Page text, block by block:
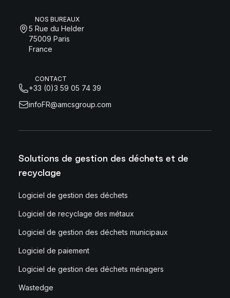
NOS BUREAUX
5 Rue du Helder
75009 Paris
France
CONTACT
+33 (0)3 59 05 74 39
infoFR@amcsgroup.com
Solutions de gestion des déchets et de
recyclage
Logiciel de gestion des déchets
Logiciel de recyclage des métaux
Logiciel de gestion des déchets municipaux
Logiciel de paiement
Logiciel de gestion des déchets ménagers
Wastedge